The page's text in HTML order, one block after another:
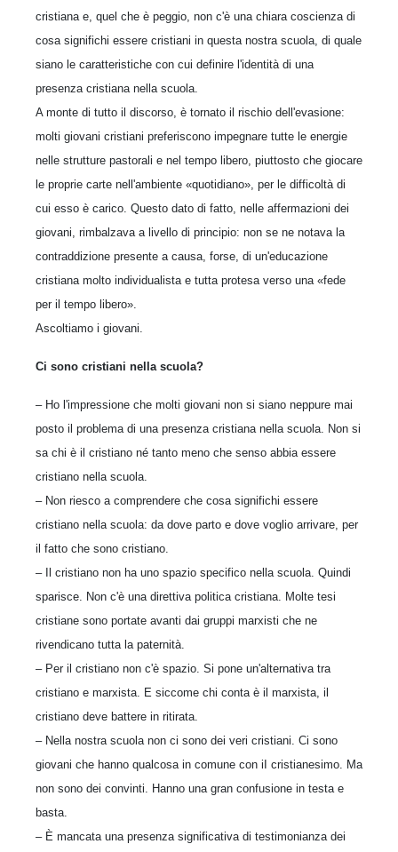
cristiana e, quel che è peggio, non c'è una chiara coscienza di
cosa significhi essere cristiani in questa nostra scuola, di quale
siano le caratteristiche con cui definire l'identità di una
presenza cristiana nella scuola.
A monte di tutto il discorso, è tornato il rischio dell'evasione:
molti giovani cristiani preferiscono impegnare tutte le energie
nelle strutture pastorali e nel tempo libero, piuttosto che giocare
le proprie carte nell'ambiente «quotidiano», per le difficoltà di
cui esso è carico. Questo dato di fatto, nelle affermazioni dei
giovani, rimbalzava a livello di principio: non se ne notava la
contraddizione presente a causa, forse, di un'educazione
cristiana molto individualista e tutta protesa verso una «fede
per il tempo libero».
Ascoltiamo i giovani.
Ci sono cristiani nella scuola?
– Ho l'impressione che molti giovani non si siano neppure mai
posto il problema di una presenza cristiana nella scuola. Non si
sa chi è il cristiano né tanto meno che senso abbia essere
cristiano nella scuola.
– Non riesco a comprendere che cosa significhi essere
cristiano nella scuola: da dove parto e dove voglio arrivare, per
il fatto che sono cristiano.
– Il cristiano non ha uno spazio specifico nella scuola. Quindi
sparisce. Non c'è una direttiva politica cristiana. Molte tesi
cristiane sono portate avanti dai gruppi marxisti che ne
rivendicano tutta la paternità.
– Per il cristiano non c'è spazio. Si pone un'alternativa tra
cristiano e marxista. E siccome chi conta è il marxista, il
cristiano deve battere in ritirata.
– Nella nostra scuola non ci sono dei veri cristiani. Ci sono
giovani che hanno qualcosa in comune con iI cristianesimo. Ma
non sono dei convinti. Hanno una gran confusione in testa e
basta.
– È mancata una presenza significativa di testimonianza dei